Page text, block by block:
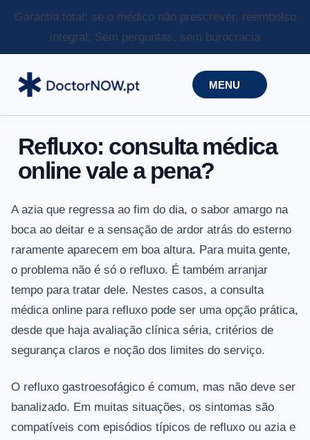
Garantia total: se o médico não prescrever, reembolso
integral. Sem perguntas, sem burocracia
MENU
Refluxo: consulta médica
online vale a pena?
A azia que regressa ao fim do dia, o sabor amargo na
boca ao deitar e a sensação de ardor atrás do esterno
raramente aparecem em boa altura. Para muita gente,
o problema não é só o refluxo. É também arranjar
tempo para tratar dele. Nestes casos, a consulta
médica online para refluxo pode ser uma opção prática,
desde que haja avaliação clínica séria, critérios de
segurança claros e noção dos limites do serviço.
O refluxo gastroesofágico é comum, mas não deve ser
banalizado. Em muitas situações, os sintomas são
compatíveis com episódios típicos de refluxo ou azia e